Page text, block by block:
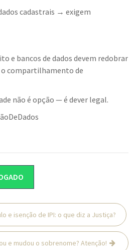
cadastrais → exigem
e bancos de dados devem redobrar
o compartilhamento de
não é opção — é dever legal.
e isenção de IPI: o que diz a Justiça?
e mudou o sobrenome? Atenção!